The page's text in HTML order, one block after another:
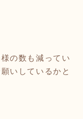
の数も減ってい
いしているかと